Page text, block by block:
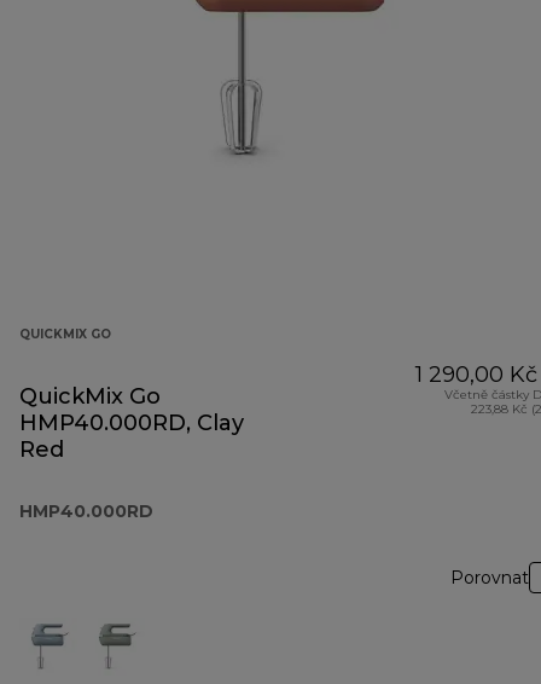
QUICKMIX GO
QuickMix Go
HMP40.000RD, Clay
Red
HMP40.000RD
1 290,00 Kč
Včetně částky
223,88 Kč
Porovnat